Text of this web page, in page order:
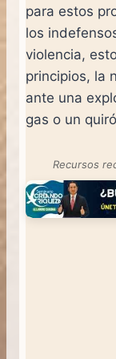
para estos
los
violencia,
principios, la
ante una
gas o un
Recursos